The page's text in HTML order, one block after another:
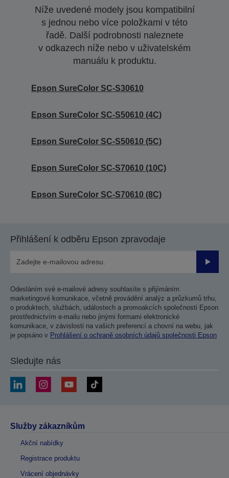
Níže uvedené modely jsou kompatibilní
s jednou nebo více položkami v této
řadě. Další podrobnosti naleznete
v odkazech níže nebo v uživatelském
manuálu k produktu.
Epson SureColor SC-S30610
Epson SureColor SC-S50610 (4C)
Epson SureColor SC-S50610 (5C)
Epson SureColor SC-S70610 (10C)
Epson SureColor SC-S70610 (8C)
Přihlášení k odběru Epson zpravodaje
Odesláním své e-mailové adresy souhlasíte s přijímáním
marketingové komunikace, včetně provádění analýz a průzkumů trhu,
o produktech, službách, událostech a promoakcích společnosti Epson
prostřednictvím e-mailu nebo jinými formami elektronické
komunikace, v závislosti na vašich preferencí a chovní na webu, jak
je popsáno v Prohlášení o ochraně osobních údajů společnosti Epson
Sledujte nás
Služby zákazníkům
Akční nabídky
Registrace produktu
Vrácení objednávky